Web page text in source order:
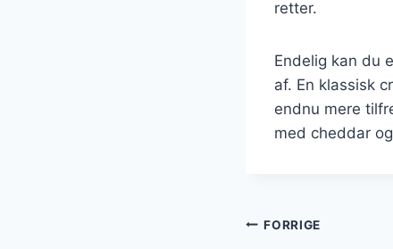
retter.
Endelig kan du
af. En klassisk
endnu mere
med cheddar
FORRIGE